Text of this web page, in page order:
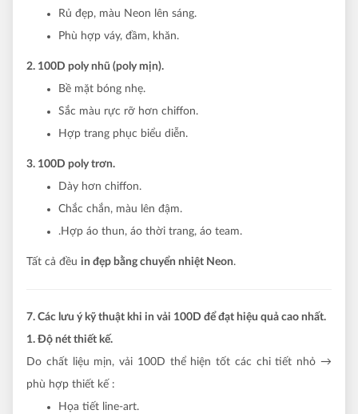
Rủ đẹp, màu Neon lên sáng.
Phù hợp váy, đầm, khăn.
2. 100D poly nhũ (poly mịn).
Bề mặt bóng nhẹ.
Sắc màu rực rỡ hơn chiffon.
Hợp trang phục biểu diễn.
3. 100D poly trơn.
Dày hơn chiffon.
Chắc chắn, màu lên đậm.
.Hợp áo thun, áo thời trang, áo team.
Tất cả đều in đẹp bằng chuyển nhiệt Neon.
7. Các lưu ý kỹ thuật khi in vải 100D để đạt hiệu quả cao nhất.
1. Độ nét thiết kế.
Do chất liệu mịn, vải 100D thể hiện tốt các chi tiết nhỏ →
phù hợp thiết kế :
Họa tiết line-art.